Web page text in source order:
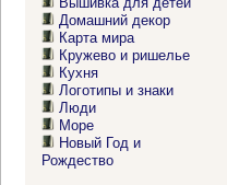
Домашний декор
Карта мира
Кружево и ришелье
Кухня
Логотипы и знаки
Люди
Море
Новый Год и
Рождество